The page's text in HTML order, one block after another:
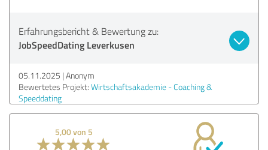
Erfahrungsbericht & Bewertung zu:
JobSpeedDating Leverkusen
05.11.2025 Anonym
Bewertetes Projekt: Wirtschaftsakademie - Coaching &
Speeddating
5,00 von 5